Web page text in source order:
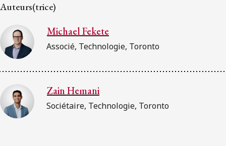
Auteurs(trice)
Michael Fekete
Associé, Technologie, Toronto
Zain Hemani
Sociétaire, Technologie, Toronto